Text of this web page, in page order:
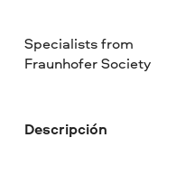
Specialists from
Fraunhofer Society
Descripción